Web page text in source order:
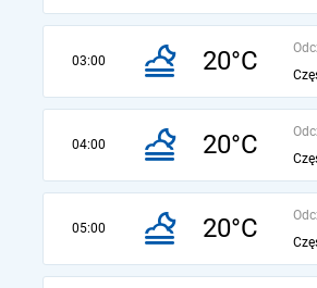
03:00 20°C
04:00 20°C
05:00 20°C